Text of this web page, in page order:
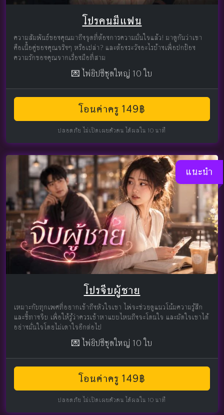
โปรคนมีแฟน
ความสัมพันธ์ของคุณมาถึงจุดที่ต้องการความมั่นใจแล้ว! มาดูกันว่าเขา
คือเนื้อคู่ของคุณจริงๆ หรือเปล่า? และต้องระวังอะไรบ้างเพื่อปกป้อง
ความรักของคุณจากเรื่องมือที่สาม
💌 ไพ่ยิปซีชุดใหญ่ 10 ใบ
โอนค่าครู 149฿
ปลอดภัย ไม่เปิดเผยตัวตน ได้ผลใน 10 นาที
แนะนำ
โปรจีบผู้ชาย
เหมาะกับทุกเพศที่อยากเข้าถึงหัวใจเขา ไพ่จะช่วยดูแนวโน้มความรู้สึก
และชี้ทางจีบ เพื่อให้รู้ว่าควรเข้าหาแบบไหนถึงจะโดนใจ และมัดใจเขาได้
อย่างมั่นใจโดยไม่เดาใจอีกต่อไป
💌 ไพ่ยิปซีชุดใหญ่ 10 ใบ
โอนค่าครู 149฿
ปลอดภัย ไม่เปิดเผยตัวตน ได้ผลใน 10 นาที